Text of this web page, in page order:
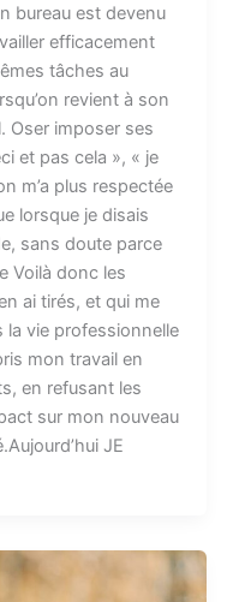
bureau est devenu
efficacement
tâches au
revient à son
Oser imposer ses
et pas cela », « je
m’a plus respectée
lorsque je disais
sans doute parce
Voilà donc les
ai tirés, et qui me
vie professionnelle
mon travail en
en refusant les
sur mon nouveau
JE